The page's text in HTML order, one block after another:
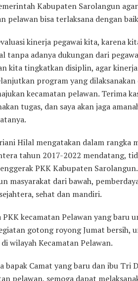
Kabupaten Sarolangun
pelawan bisa terlaksana dengan
kinerja pegawai kita, karena
tanpa adanya dukungan dari
kita tingkatkan disiplin, agar
program yang
kecamatan pelawan. Terima
tugas, dan saya akan jaga
Hilal mengatakan dalam rangka
tahun 2017-2022 mendatang,
PKK Kabupaten
masyarakat dari bawah,
sehat dan mandiri.
kecamatan Pelawan yang baru
gotong royong Jumat bersih,
wilayah Kecamatan Pelawan.
bapak Camat yang baru dan ibu Tri
pelawan, semoga dapat